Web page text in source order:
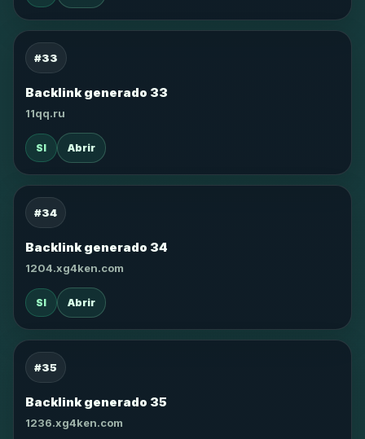
#33
Backlink generado 33
11qq.ru
SI Abrir
#34
Backlink generado 34
1204.xg4ken.com
SI Abrir
#35
Backlink generado 35
1236.xg4ken.com